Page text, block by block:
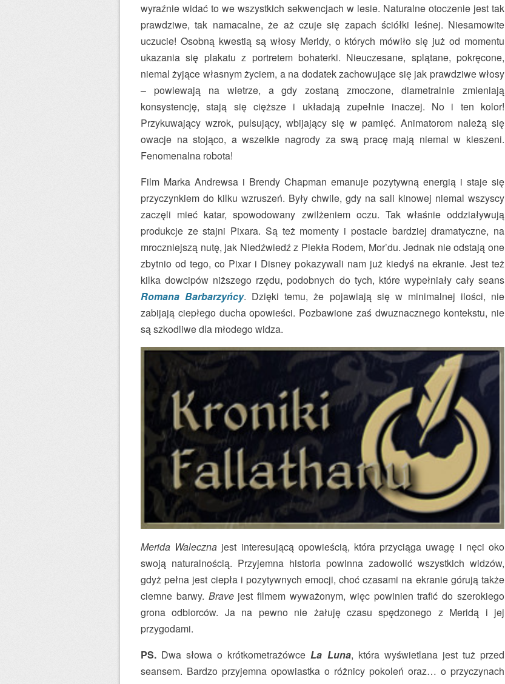
wyraźnie widać to we wszystkich sekwencjach w lesie. Naturalne otoczenie jest tak
prawdziwe, tak namacalne, że aż czuje się zapach ściółki leśnej. Niesamowite
uczucie! Osobną kwestią są włosy Meridy, o których mówiło się już od momentu
ukazania się plakatu z portretem bohaterki. Nieuczesane, splątane, pokręcone,
niemal żyjące własnym życiem, a na dodatek zachowujące się jak prawdziwe włosy
– powiewają na wietrze, a gdy zostaną zmoczone, diametralnie zmieniają
konsystencję, stają się cięższe i układają zupełnie inaczej. No i ten kolor!
Przykuwający wzrok, pulsujący, wbijający się w pamięć. Animatorom należą się
owacje na stojąco, a wszelkie nagrody za swą pracę mają niemal w kieszeni.
Fenomenalna robota!
Film Marka Andrewsa i Brendy Chapman emanuje pozytywną energią i staje się
przyczynkiem do kilku wzruszeń. Były chwile, gdy na sali kinowej niemal wszyscy
zaczęli mieć katar, spowodowany zwilżeniem oczu. Tak właśnie oddziaływują
produkcje ze stajni Pixara. Są też momenty i postacie bardziej dramatyczne, na
mroczniejszą nutę, jak Niedźwiedź z Piekła Rodem, Mor’du. Jednak nie odstają one
zbytnio od tego, co Pixar i Disney pokazywali nam już kiedyś na ekranie. Jest też
kilka dowcipów niższego rzędu, podobnych do tych, które wypełniały cały seans
Romana Barbarzyńcy. Dzięki temu, że pojawiają się w minimalnej ilości, nie
zabijają ciepłego ducha opowieści. Pozbawione zaś dwuznacznego kontekstu, nie
są szkodliwe dla młodego widza.
Merida Waleczna jest interesującą opowieścią, która przyciąga uwagę i nęci oko
swoją naturalnością. Przyjemna historia powinna zadowolić wszystkich widzów,
gdyż pełna jest ciepła i pozytywnych emocji, choć czasami na ekranie górują także
ciemne barwy. Bravejest filmem wyważonym, więc powinien trafić do szerokiego
grona odbiorców. Ja na pewno nie żałuję czasu spędzonego z Meridą i jej
przygodami.
PS. Dwa słowa o krótkometrażówceLa Luna, która wyświetlana jest tuż przed
seansem. Bardzo przyjemna opowiastka o różnicy pokoleń oraz… o przyczynach